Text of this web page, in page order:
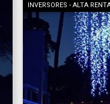
INVERSORES - ALTA